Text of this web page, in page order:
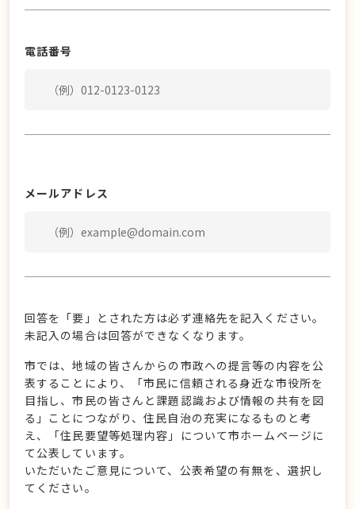
電話番号
メールアドレス
回答を「要」とされた方は必ず連絡先を記入ください。
未記入の場合は回答ができなくなります。
市では、地域の皆さんからの市政への提言等の内容を公
表することにより、「市民に信頼される身近な市役所を
目指し、市民の皆さんと課題認識および情報の共有を図
る」ことにつながり、住民自治の充実になるものと考
え、「住民要望等処理内容」について市ホームページに
て公表しています。
いただいたご意見について、公表希望の有無を、選択し
てください。